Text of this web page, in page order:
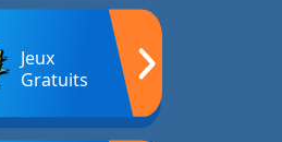
Jeux
Gratuits